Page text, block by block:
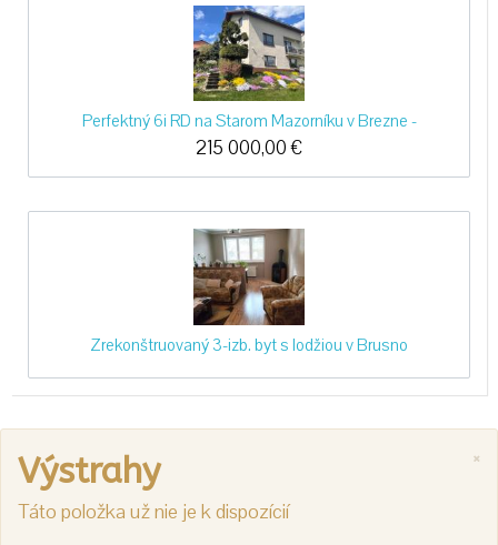
Perfektný 6i RD na Starom Mazorníku v Brezne -
215 000,00 €
Zrekonštruovaný 3-izb. byt s lodžiou v Brusno
×
Výstrahy
Táto položka už nie je k dispozícií